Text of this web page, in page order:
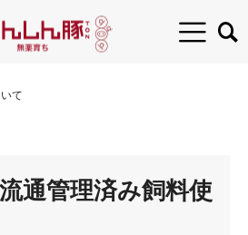
て
通管理済み飼料使